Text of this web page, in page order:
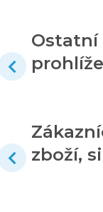
Ostatní
zboží,